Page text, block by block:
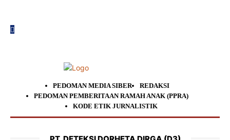
PEDOMAN MEDIA SIBER
REDAKSI
PEDOMAN PEMBERITAAN RAMAH ANAK (PPRA)
KODE ETIK JURNALISTIK